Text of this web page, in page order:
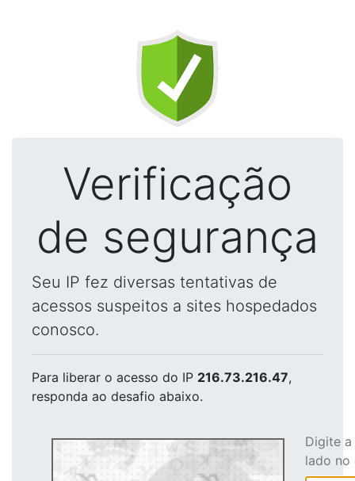
Verificação
de segurança
Seu IP fez diversas tentativas de
acessos suspeitos a sites hospedados
conosco.
Para liberar o acesso do IP 216.73.216.47,
responda ao desafio abaixo.
Digite
lado no